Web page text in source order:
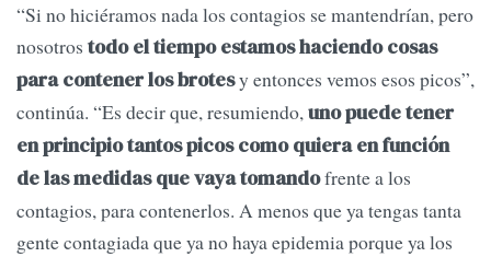
“Si no hiciéramos nada los contagios se mantendrían, pero
nosotros todo el tiempo estamos haciendo cosas
para contener los brotesy entonces vemos esos picos”,
continúa. “Es decir que, resumiendo,uno puede tener
en principio tantos picos como quiera en función
de las medidas que vaya tomandofrente a los
contagios, para contenerlos. A menos que ya tengas tanta
gente contagiada que ya no haya epidemia porque ya los